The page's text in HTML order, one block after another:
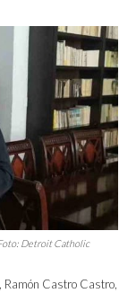
Detroit Catholic
Ramón Castro Castro,